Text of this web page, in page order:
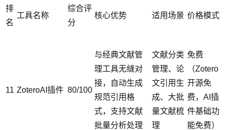
排
名
工具名称
综合评
分
核心优势 适用场景 价格模式
11 ZoteroAI插件 80/100
与经典文献管
理工具无缝对
接，自动生成
规范引用格
式，支持文献
批量分析处理
文献分类
管理、论
文引用生
成、大批
量文献梳
理
免费
（Zotero
开源免
费，AI插
件基础功
能免费）